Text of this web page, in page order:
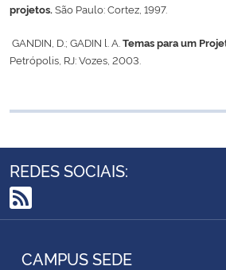
projetos. São Paulo: Cortez, 1997.
GANDIN, D.; GADIN l. A. Temas para um
Petrópolis, RJ: Vozes, 2003.
REDES SOCIAIS:
RSS
CAMPUS SEDE